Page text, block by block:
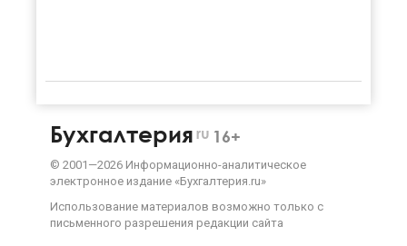
Бухгалтерия ru 16+
© 2001—2026 Информационно-аналитическое
электронное издание «Бухгалтерия.ru»
Использование материалов возможно только с
письменного разрешения редакции сайта